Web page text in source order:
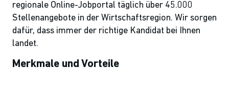
regionale Online-Jobportal täglich über 45.000
Stellenangebote in der Wirtschaftsregion. Wir sorgen
dafür, dass immer der richtige Kandidat bei Ihnen
landet.
Merkmale und Vorteile